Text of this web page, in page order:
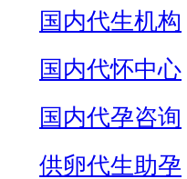
国内代生机构
国内代怀中心
国内代孕咨询
供卵代生助孕